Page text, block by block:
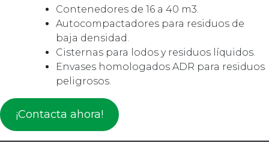
Contenedores de 16 a 40 m3.
Autocompactadores para residuos de
baja densidad.
Cisternas para lodos y residuos líquidos.
Envases homologados ADR para residuos
peligrosos.
¡Contacta ahora!